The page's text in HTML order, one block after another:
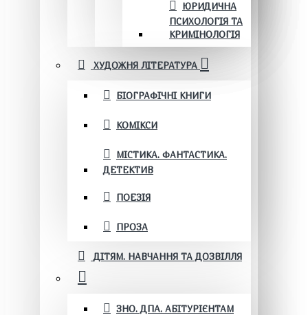
ЮРИДИЧНА
ПСИХОЛОГІЯ ТА
КРИМІНОЛОГІЯ
ХУДОЖНЯ ЛІТЕРАТУРА
БІОГРАФІЧНІ КНИГИ
КОМІКСИ
МІСТИКА. ФАНТАСТИКА.
ДЕТЕКТИВ
ПОЕЗІЯ
ПРОЗА
ДІТЯМ. НАВЧАННЯ ТА ДОЗВІЛЛЯ
ЗНО. ДПА. АБІТУРІЄНТАМ